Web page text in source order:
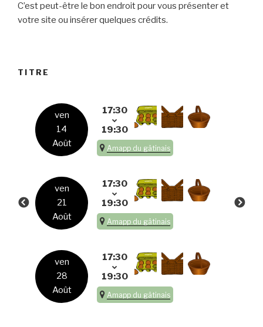
C’est peut-être le bon endroit pour vous présenter et
votre site ou insérer quelques crédits.
TITRE
ven
14
Août
17:30
19:30
Amapp du gâtinais
ven
21
Août
17:30
19:30
Amapp du gâtinais
ven
28
Août
17:30
19:30
Amapp du gâtinais